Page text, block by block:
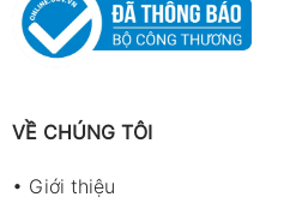
VỀ CHÚNG TÔI
• Giới thiệu